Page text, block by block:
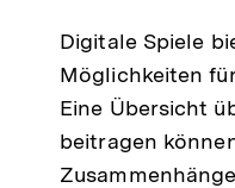
Digitale Spiele
Möglichkeiten
Eine Übersicht
beitragen